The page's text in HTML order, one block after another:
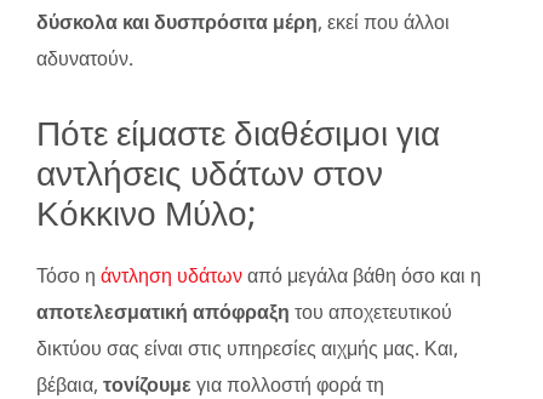
δύσκολα και δυσπρόσιτα μέρη, εκεί που άλλοι
αδυνατούν.
Πότε είμαστε διαθέσιμοι για
αντλήσεις υδάτων στον
Κόκκινο Μύλο;
Τόσο η άντληση υδάτωναπό μεγάλα βάθη όσο και η
αποτελεσματική απόφραξη του αποχετευτικού
δικτύου σας είναι στις υπηρεσίες αιχμής μας. Και,
βέβαια, τονίζουμε για πολλοστή φορά τη